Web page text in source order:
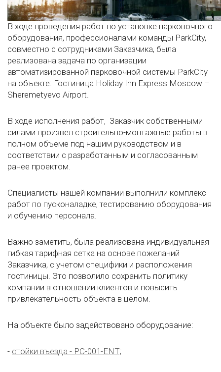
В ходе проведения работ по установке парковочного
оборудования, профессионалами команды ParkCity,
совместно с сотрудниками Заказчика, была
реализована задача по организации
автоматизированной парковочной системы ParkCity
на объекте: Гостиница Holiday Inn Express Moscow –
Sheremetyevo Airport.
В ходе исполнения работ, Заказчик собcтвенными
силами произвел строительно-монтажные работы в
полном объеме под нашим руководством и в
соответствии с разработанным и согласованным
ранее проектом.
Специалисты нашей компании выполнили комплекс
работ по пусконаладке, тестированию оборудования
и обучению персонала.
Важно заметить, была реализована индивидуальная
гибкая тарифная сетка на основе пожеланий
Заказчика, с учетом специфики и расположения
гостиницы. Это позволило сохранить политику
компании в отношении клиентов и повысить
привлекательность объекта в целом.
На объекте было задействовано оборудование:
- стойки въезда - PC-001-ENT;